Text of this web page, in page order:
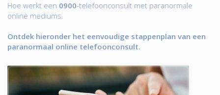
Hoe werkt een 0900-telefoonconsult met paranormale
online mediums.
Ontdek hieronder het eenvoudige stappenplan van een
paranormaal online telefoonconsult.